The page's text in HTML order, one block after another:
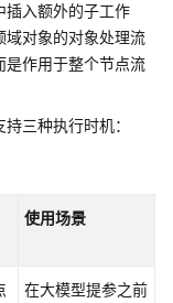
插入额外的子工作
域对象的对象处理流
是作用于整个节点流
三种执行时机：
使用场景
在大模型提参之前